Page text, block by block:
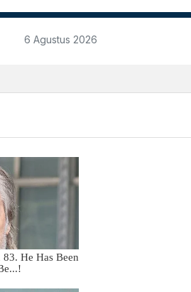
6 Agustus 2026